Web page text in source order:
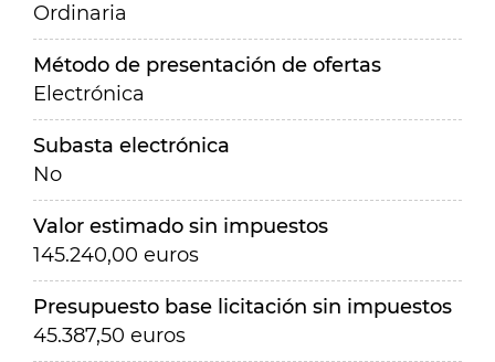
Ordinaria
Método de presentación de ofertas
Electrónica
Subasta electrónica
No
Valor estimado sin impuestos
145.240,00 euros
Presupuesto base licitación sin impuestos
45.387,50 euros